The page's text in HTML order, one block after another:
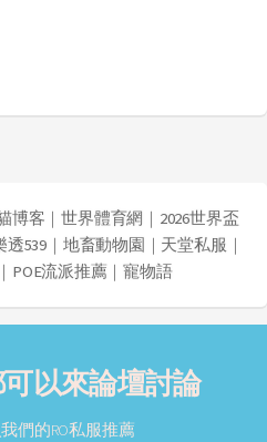
博客 ｜世界體育網 ｜ 2026世界盃
透539｜ 地畜動物園 ｜ 天堂私服 ｜
｜ POE流派推薦 ｜寵物語
以來論壇討論
們的RO私服推薦